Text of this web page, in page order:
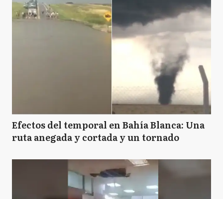
Efectos del temporal en Bahía Blanca: Una
ruta anegada y cortada y un tornado